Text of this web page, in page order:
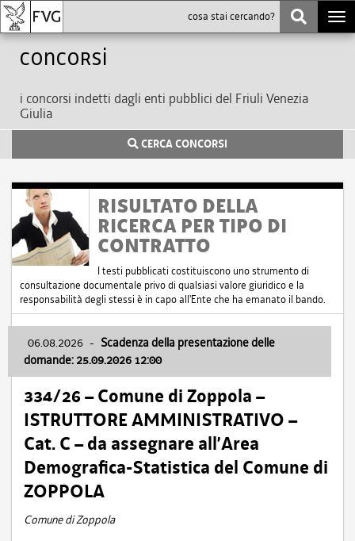
Concorsi
i concorsi indetti dagli enti pubblici del Friuli Venezia
Giulia
CERCA CONCORSI
RISULTATO DELLA
RICERCA PER TIPO DI
CONTRATTO
I testi pubblicati costituiscono uno strumento di
consultazione documentale privo di qualsiasi valore giuridico e la
responsabilità degli stessi è in capo all'Ente che ha emanato il bando.
06.08.2026 - Scadenza della presentazione delle
domande: 25.09.2026 12:00
334/26 – Comune di Zoppola –
ISTRUTTORE AMMINISTRATIVO –
Cat. C – da assegnare all’Area
Demografica-Statistica del Comune di
ZOPPOLA
Comune di Zoppola